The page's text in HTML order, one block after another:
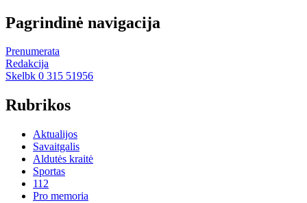
Pagrindinė navigacija
Prenumerata
Redakcija
Skelbk 0 315 51956
Rubrikos
Aktualijos
Savaitgalis
Aldutės kraitė
Sportas
112
Pro memoria